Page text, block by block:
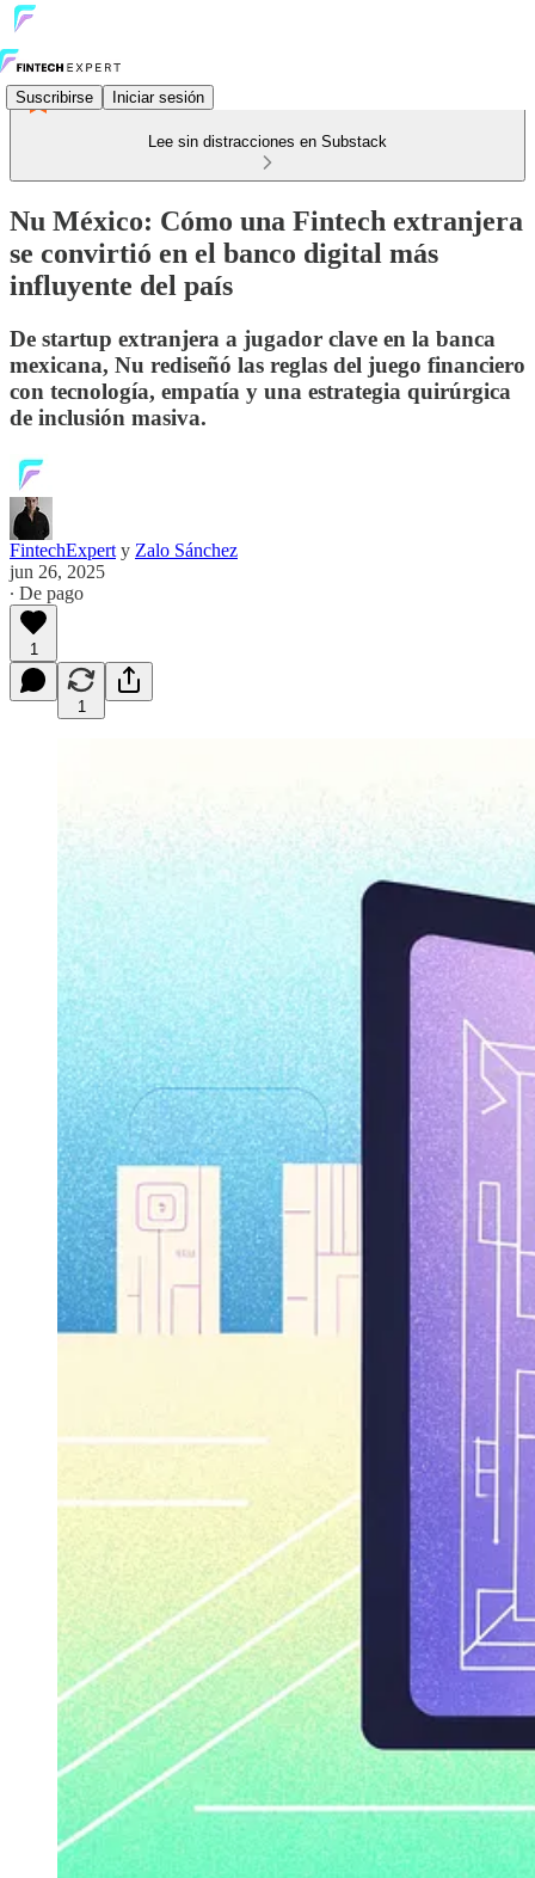
Suscribirse Iniciar sesión
Lee sin distracciones en Substack
Nu México: Cómo una Fintech extranjera
se convirtió en el banco digital más
influyente del país
De startup extranjera a jugador clave en la banca
mexicana, Nu rediseñó las reglas del juego financiero
con tecnología, empatía y una estrategia quirúrgica
de inclusión masiva.
FintechExpert y Zalo Sánchez
jun 26, 2025
∙ De pago
1
1